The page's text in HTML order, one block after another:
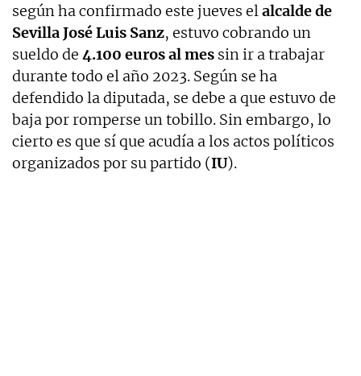
según ha confirmado este jueves elalcalde de
Sevilla José Luis Sanz, estuvo cobrando un
sueldo de 4.100 euros al mes sin ir a trabajar
durante todo el año 2023. Según se ha
defendido la diputada, se debe a que estuvo de
baja por romperse un tobillo. Sin embargo, lo
cierto es que sí que acudía a los actos políticos
organizados por su partido (IU).